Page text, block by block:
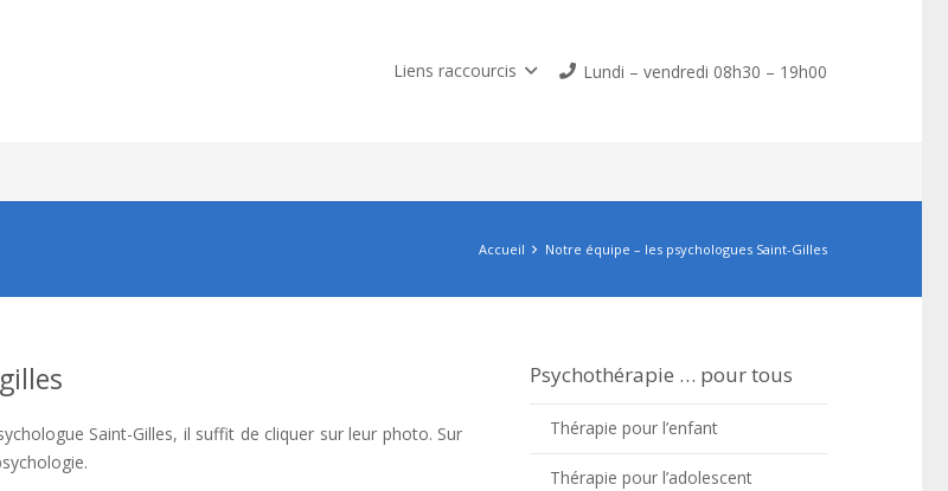
Liens raccourcis Lundi – vendredi 08h30 – 19h00
Accueil Notre équipe – les psychologues Saint-Gilles
Saint-Gilles, il suffit de cliquer sur leur photo. Sur
Psychothérapie … pour tous
Thérapie pour l’enfant
Thérapie pour l’adolescent